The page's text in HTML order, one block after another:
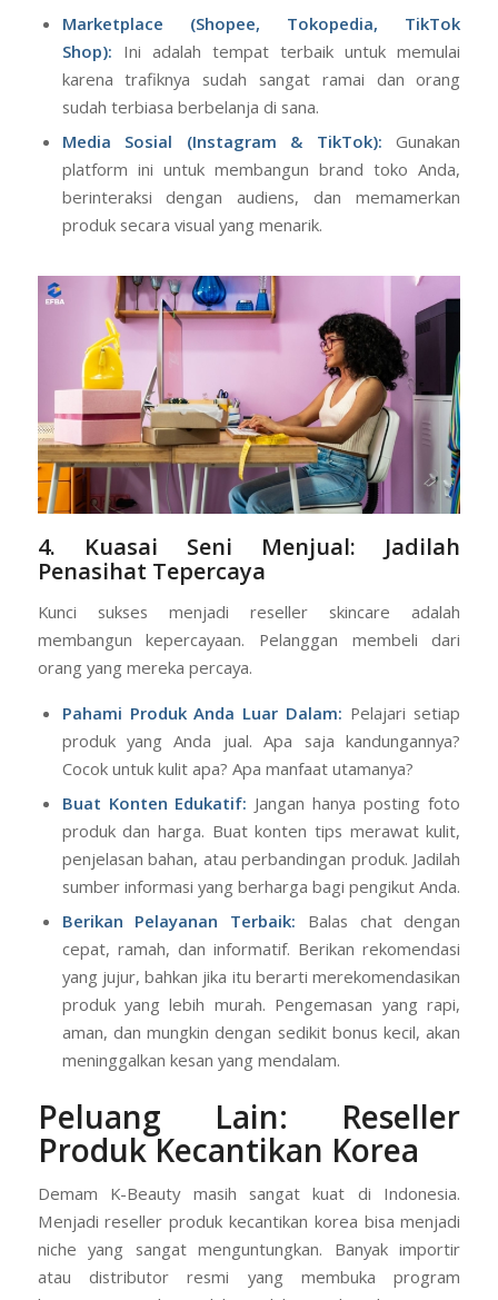
Marketplace (Shopee, Tokopedia, TikTok
Shop): Ini adalah tempat terbaik untuk memulai
karena trafiknya sudah sangat ramai dan orang
sudah terbiasa berbelanja di sana.
Media Sosial (Instagram & TikTok): Gunakan
platform ini untuk membangun brand toko Anda,
berinteraksi dengan audiens, dan memamerkan
produk secara visual yang menarik.
4. Kuasai Seni Menjual: Jadilah
Penasihat Tepercaya
Kunci sukses menjadi reseller skincare adalah
membangun kepercayaan. Pelanggan membeli dari
orang yang mereka percaya.
Pahami Produk Anda Luar Dalam: Pelajari setiap
produk yang Anda jual. Apa saja kandungannya?
Cocok untuk kulit apa? Apa manfaat utamanya?
Buat Konten Edukatif: Jangan hanya posting foto
produk dan harga. Buat konten tips merawat kulit,
penjelasan bahan, atau perbandingan produk. Jadilah
sumber informasi yang berharga bagi pengikut Anda.
Berikan Pelayanan Terbaik: Balas chat dengan
cepat, ramah, dan informatif. Berikan rekomendasi
yang jujur, bahkan jika itu berarti merekomendasikan
produk yang lebih murah. Pengemasan yang rapi,
aman, dan mungkin dengan sedikit bonus kecil, akan
meninggalkan kesan yang mendalam.
Peluang Lain: Reseller
Produk Kecantikan Korea
Demam K-Beauty masih sangat kuat di Indonesia.
Menjadi reseller produk kecantikan korea bisa menjadi
niche yang sangat menguntungkan. Banyak importir
atau distributor resmi yang membuka program